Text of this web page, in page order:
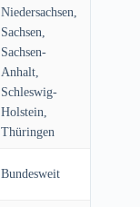
Niedersachsen,
Sachsen,
Sachsen-
Anhalt,
Schleswig-
Holstein,
Thüringen
Bundesweit